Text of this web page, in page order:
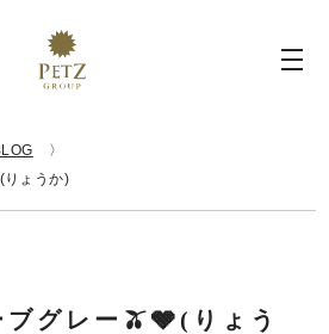
りょうか)
グレー🫒🩶(りょう